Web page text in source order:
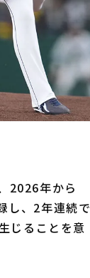
2026年から
し、2年連続で
じることを意